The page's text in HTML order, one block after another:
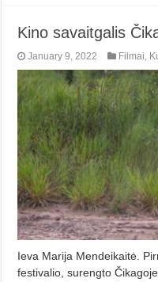
Kino savaitgalis
January 9, 2022 Filmai,
Ieva Marija Mendeikaitė.
festivalio, surengto